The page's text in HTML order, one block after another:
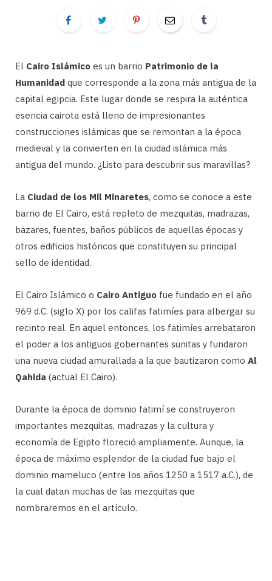
El Cairo Islámico es un barrio Patrimonio de la
Humanidad que corresponde a la zona más antigua de la
capital egipcia. Este lugar donde se respira la auténtica
esencia cairota está lleno de impresionantes
construcciones islámicas que se remontan a la época
medieval y la convierten en la ciudad islámica más
antigua del mundo. ¿Listo para descubrir sus maravillas?
La Ciudad de los Mil Minaretes, como se conoce a este
barrio de El Cairo, está repleto de mezquitas, madrazas,
bazares, fuentes, baños públicos de aquellas épocas y
otros edificios históricos que constituyen su principal
sello de identidad.
El Cairo Islámico o Cairo Antiguo fue fundado en el año
969 d.C. (siglo X) por los califas fatimíes para albergar su
recinto real. En aquel entonces, los fatimíes arrebataron
el poder a los antiguos gobernantes sunitas y fundaron
una nueva ciudad amurallada a la que bautizaron como Al
Qahida (actual El Cairo).
Durante la época de dominio fatimí se construyeron
importantes mezquitas, madrazas y la cultura y
economía de Egipto floreció ampliamente. Aunque, la
época de máximo esplendor de la ciudad fue bajo el
dominio mameluco (entre los años 1250 a 1517 a.C.), de
la cual datan muchas de las mezquitas que
nombraremos en el artículo.